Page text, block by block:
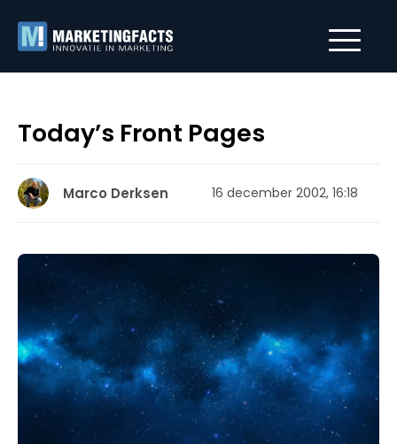
Today’s Front Pages
Marco Derksen 16 december 2002, 16:18